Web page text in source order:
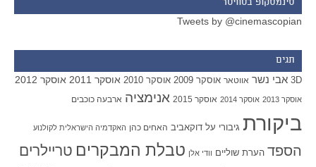
סינמסקופ בטוויטר
Tweets by @cinemascopian
תגים
3D אבי נשר אווטאר אוסקר 2009 אוסקר 2010 אוסקר 2011 אוסקר 2012
אוסקר 2013 אוסקר 2014 אוסקר 2015 אנימציה ארבעה כוכבים
ביקורת גיבורי על דוקאביב האחים כהן האקדמיה הישראלית לקולנוע
הספד הערת שוליים וודי אלן טבלת המבקרים טריילרים